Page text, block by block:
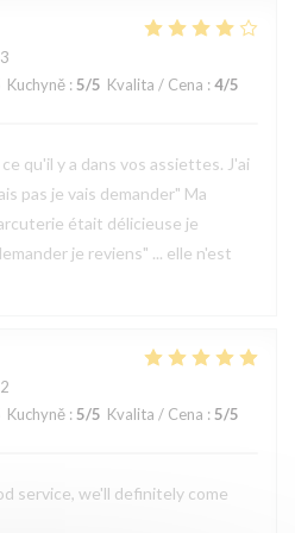
Kuchyně : 5/5 Kvalita / Cena : 4/5
qu'il y a dans vos assiettes. J'ai
pas je vais demander" Ma
était délicieuse je
je reviens" ... elle n'est
Kuchyně : 5/5 Kvalita / Cena : 5/5
service, we'll definitely come